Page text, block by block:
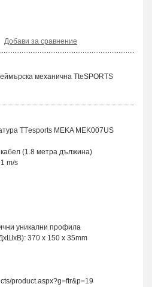
Добави за сравнение
механична TteSPORTS
ТТesports MEKA MEK007US
(1.8 метра дължина)
m/s
уникални профила
370 x 150 x 35mm
product.aspx?g=ftr&p=19